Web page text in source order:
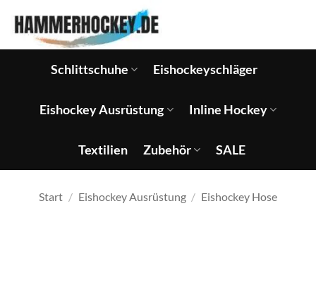
Inhalt
springen
Schlittschuhe Eishockeyschläger
Eishockey Ausrüstung Inline Hockey
Textilien Zubehör SALE
Start / Eishockey Ausrüstung / Eishockey Hose